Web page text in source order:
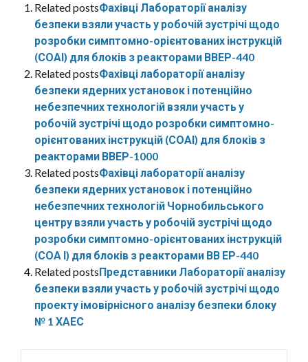
Related postsФахівці Лабораторії аналізу
безпеки взяли участь у робочій зустрічі щодо
розробки симптомно-орієнтованих інструкцій
(СОАІ) для блоків з реакторами ВВЕР-440
Related postsФахівці лабораторії аналізу
безпеки ядерних установок і потенційно
небезпечних технологій взяли участь у
робочій зустрічі щодо розробки симптомно-
орієнтованих інструкцій (СОАІ) для блоків з
реакторами ВВЕР-1000
Related postsФахівці лабораторії аналізу
безпеки ядерних установок і потенційно
небезпечних технологій Чорнобильського
центру взяли участь у робочій зустрічі щодо
розробки симптомно-орієнтованих інструкцій
(СОА І) для блоків з реакторами ВВ ЕР-440
Related postsПредставники Лабораторії аналізу
безпеки взяли участь у робочій зустрічі щодо
проекту імовірнісного аналізу безпеки блоку
№ 1 ХАЕС